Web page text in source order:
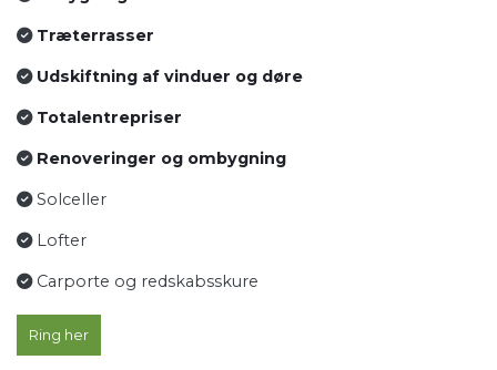
Træterrasser
Udskiftning af vinduer og døre
Totalentrepriser
Renoveringer og ombygning
Solceller
Lofter
Carporte og redskabsskure
Ring her